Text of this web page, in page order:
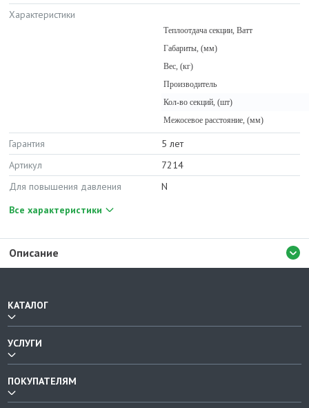
Характеристики
Теплоотдача секции, Ватт
Габариты, (мм)
Вес, (кг)
Производитель
Кол-во секций, (шт)
Межосевое расстояние, (мм)
Гарантия
5 лет
Артикул
7214
Для повышения давления
N
Все характеристики
Описание
КАТАЛОГ
УСЛУГИ
ПОКУПАТЕЛЯМ